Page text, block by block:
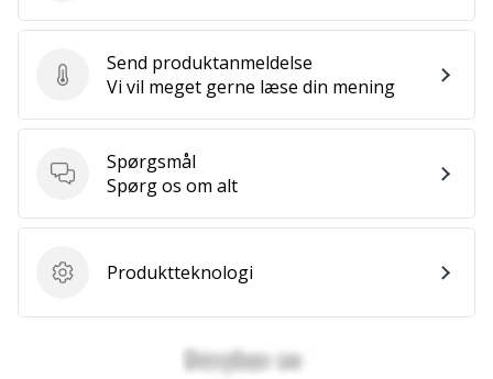
Send produktanmeldelse
Send produktanmeldelse
Vi vil meget gerne læse din mening
Spørgsmål
Spørgsmål
Spørg os om alt
Produktteknologi
Produktteknologi